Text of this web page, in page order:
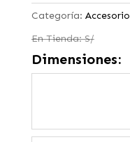
Categoría:
En Tienda: S/
Dimensiones: